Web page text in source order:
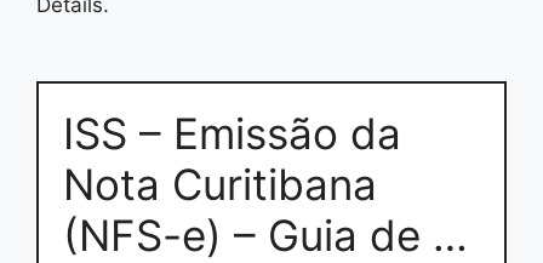
ISS – Emissão da
Nota Curitibana
(NFS-e) – Guia de …